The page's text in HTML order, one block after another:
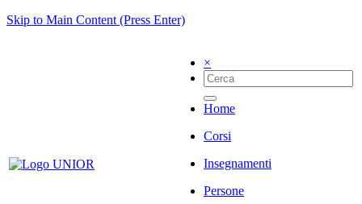
Skip to Main Content (Press Enter)
×
Home
Corsi
Insegnamenti
Persone